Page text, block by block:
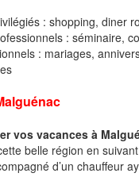
: shopping, diner
: séminaire,
: mariages,
vos vacances à
belle région en
d’un chauffeur